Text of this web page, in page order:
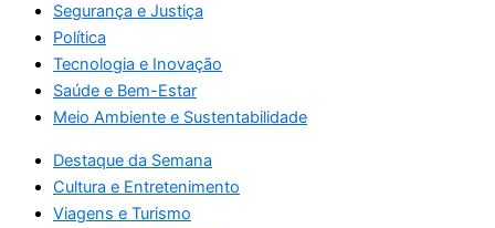
Segurança e Justiça
Política
Tecnologia e Inovação
Saúde e Bem-Estar
Meio Ambiente e Sustentabilidade
Destaque da Semana
Cultura e Entretenimento
Viagens e Turismo